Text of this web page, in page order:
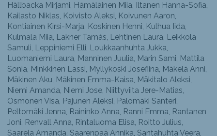
Hällbacka Mirjami, Hämäläinen Miia, Iltanen Hanna-Sofia,
Kailasto Niklas, Koivisto Aleksi, Koivunen Aaron,
Kontiainen Kirsi-Marja, Koskinen Henni, Kulhua Iida,
Kulmala Miia, Lakner Tamás, Lehtinen Laura, Leikkola
Samuli, Leppiniemi Elli, Loukkaanhuhta Jukka,
Luomaniemi Laura, Manninen Juulia, Marin Sami, Mattila
Sonia, Minkkinen Lassi, Myllykoski Josefiina, Mäkelä Anni,
Mäkinen Aku, Mäkinen Emma-Kaisa, Mäkitalo Aleksi,
Niemi Amanda, Niemi Jose, Niittyviita Jere-Matias,
Osmonen Visa, Pajunen Aleksi, Palomäki Santeri,
Peltomäki Jenna, Raininko Anna, Ranni Emma, Rantanen
Joni, Renvall Anna, Rintaluoma Elisa, Roitto Julius,
Saarela Amanda, Saarenpää Annika, Santahuhta Veera,